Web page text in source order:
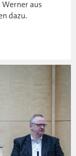
aus
dazu.